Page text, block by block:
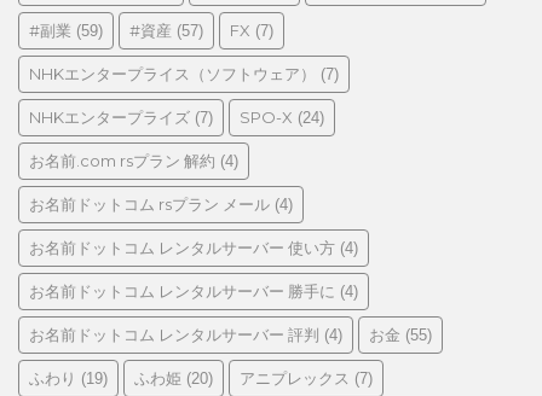
リ
ー
#副業 (59) #資産 (57) FX (7)
NHKエンタープライス（ソフトウェア） (7)
NHKエンタープライズ (7) SPO-X (24)
お名前.com rsプラン 解約 (4)
お名前ドットコム rsプラン メール (4)
お名前ドットコム レンタルサーバー 使い方 (4)
お名前ドットコム レンタルサーバー 勝手に (4)
お名前ドットコム レンタルサーバー 評判 (4) お金 (55)
ふわり (19) ふわ姫 (20) アニプレックス (7)